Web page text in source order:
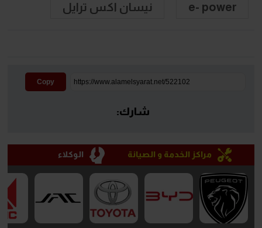
e- power نيسان اكس ترايل
Copy
شارك:
مراكز الخدمة و الصيانة الوكلاء